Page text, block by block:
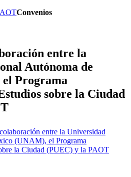
Convenios
entre la
Autónoma de
Programa
sobre la Ciudad